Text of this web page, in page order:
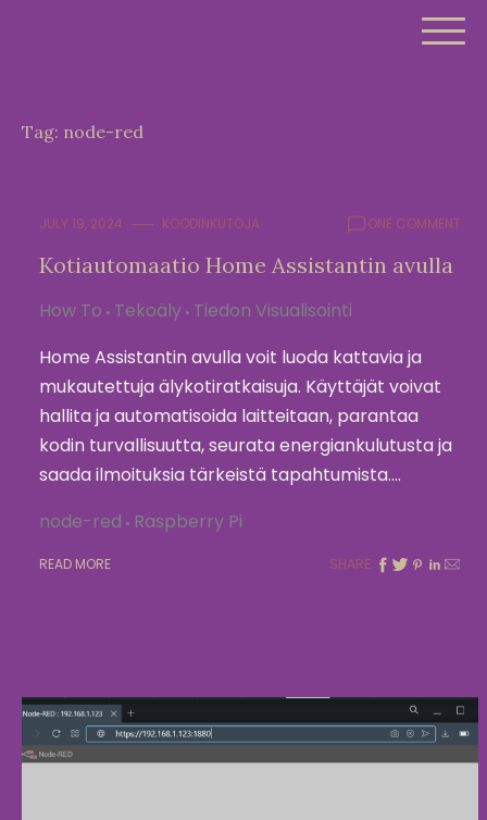
Tag: node-red
JULY 19, 2024 KOODINKUTOJA ONE COMMENT
Kotiautomaatio Home Assistantin avulla
How To Tekoäly Tiedon Visualisointi
Home Assistantin avulla voit luoda kattavia ja
mukautettuja älykotiratkaisuja. Käyttäjät voivat
hallita ja automatisoida laitteitaan, parantaa
kodin turvallisuutta, seurata energiankulutusta ja
saada ilmoituksia tärkeistä tapahtumista.…
node-red
Raspberry Pi
READ MORE SHARE: